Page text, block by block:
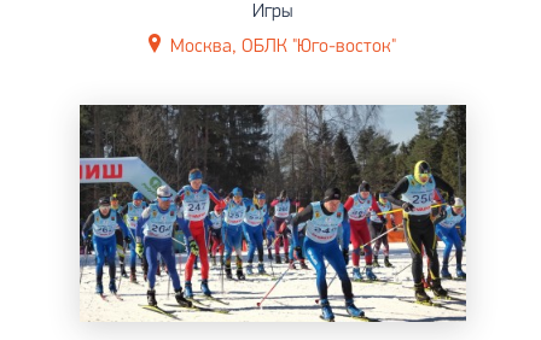
Игры
Москва, ОБЛК "Юго-восток"